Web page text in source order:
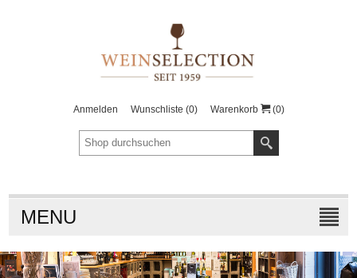
Anmelden Wunschliste (0) Warenkorb (0)
MENU